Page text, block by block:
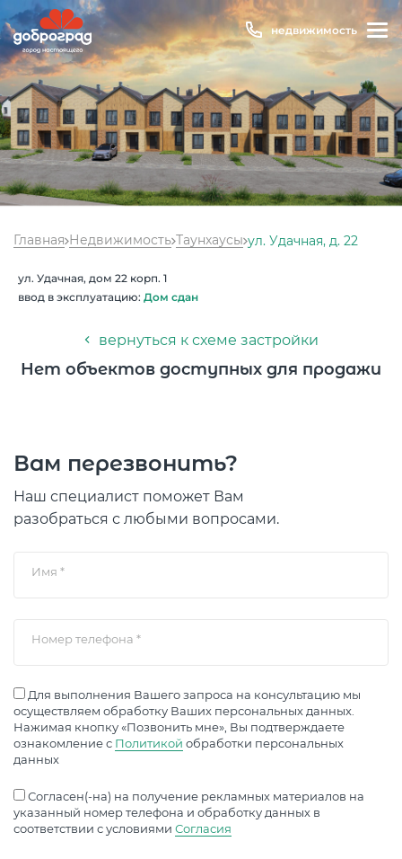
недвижимость
Главная Недвижимость Таунхаусы ул. Удачная, д. 22
ул. Удачная, дом 22 корп. 1
ввод в эксплуатацию: Дом сдан
вернуться к схеме застройки
Нет объектов доступных для продажи
Вам перезвонить?
Наш специалист поможет Вам
разобраться с любыми вопросами.
Имя *
Номер телефона *
Для выполнения Вашего запроса на консультацию мы
осуществляем обработку Ваших персональных данных.
Нажимая кнопку «Позвонить мне», Вы подтверждаете
ознакомление с Политикой обработки персональных
данных
Согласен(-на) на получение рекламных материалов на
указанный номер телефона и обработку данных в
соответствии с условиями Согласия
8 800 600 01 49
8 910 180 20 19
Влажность
5 мкг/м3
? Концентрация CO
В пределах нормы За пределами нормы